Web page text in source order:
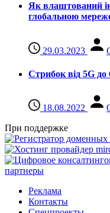
Як влаштований
глобальною
29.03.2023
Стрибок від 5G
18.08.2022
При поддержке
Реклама
Контакты